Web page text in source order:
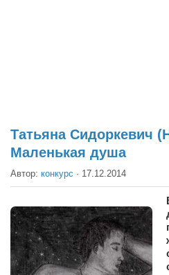
Выборы
Деньги
Опросы
Экология
Здоровье
Татьяна Сидоркевич
Маленькая душа
Автор: конкурс · 17.12.2014